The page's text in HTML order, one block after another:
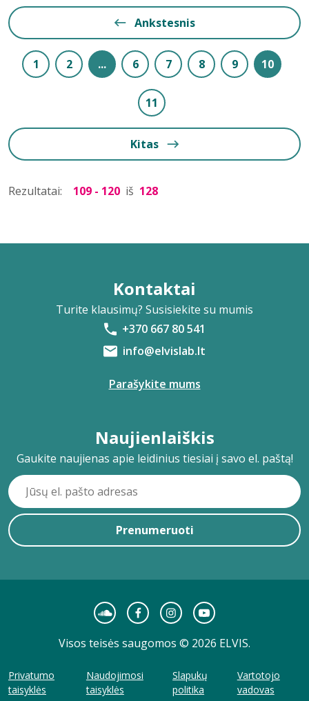
Ankstesnis
1 2 ... 6 7 8 9 10
11
Kitas
Rezultatai: 109 - 120 iš 128
Kontaktai
Turite klausimų? Susisiekite su mumis
+370 667 80 541
info@elvislab.lt
Parašykite mums
Naujienlaiškis
Gaukite naujienas apie leidinius tiesiai į savo el. paštą!
Prenumeruoti
Visos teisės saugomos © 2026 ELVIS.
Privatumo
taisyklės
Naudojimosi
taisyklės
Slapukų
politika
Vartotojo
vadovas